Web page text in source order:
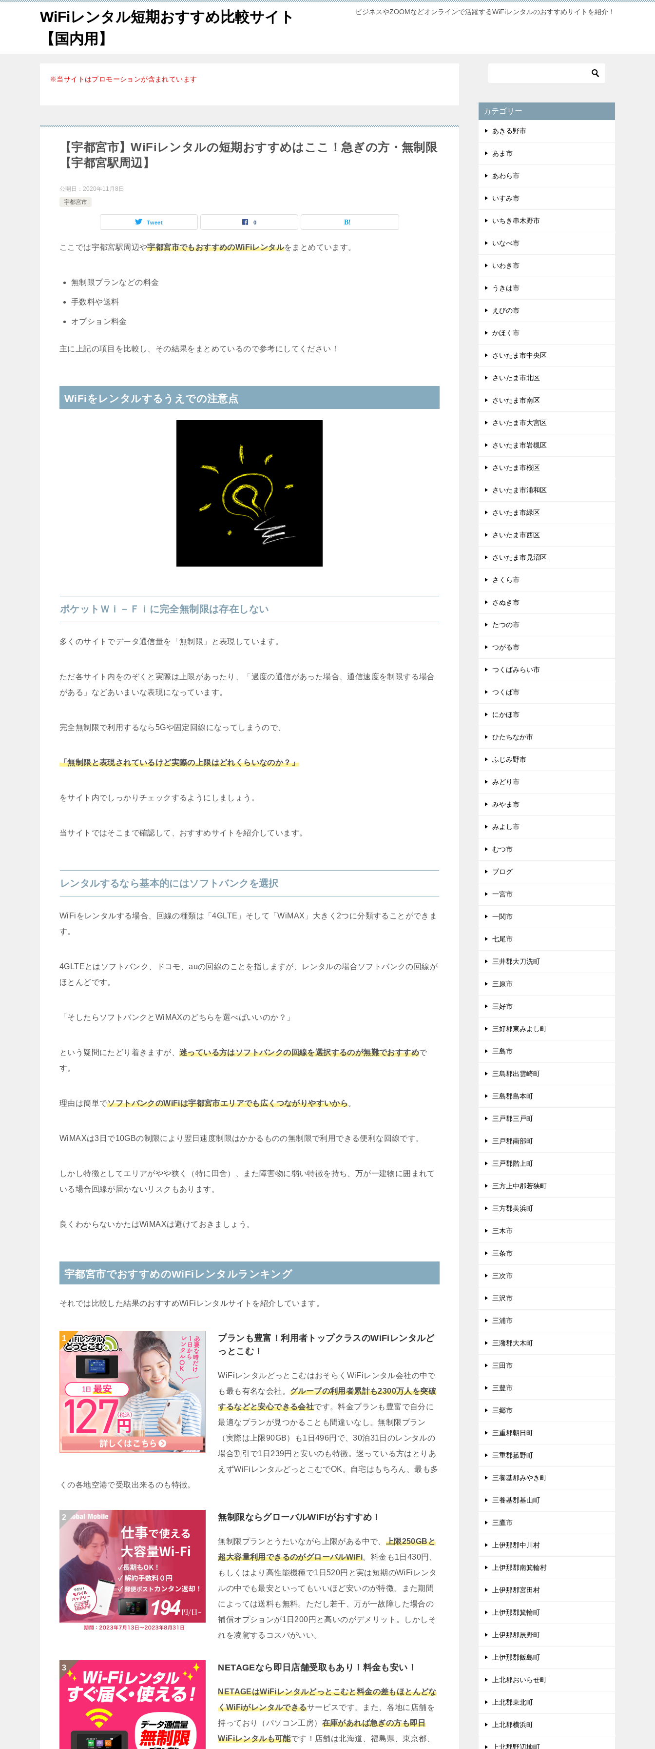
WiFiレンタル短期おすすめ比較サイト
【国内用】
ビジネスやZOOMなどオンラインで活躍するWiFiレンタルのおすすめサイトを紹介！
※当サイトはプロモーションが含まれています
【宇都宮市】WiFiレンタルの短期おすすめはここ！急ぎの方・無制限
【宇都宮駅周辺】
公開日： 2020年11月8日
宇都宮市
Tweet 0
ここでは宇都宮駅周辺や宇都宮市でもおすすめのWiFiレンタルをまとめています。
無制限プランなどの料金
手数料や送料
オプション料金
主に上記の項目を比較し、その結果をまとめているので参考にしてください！
WiFiをレンタルするうえでの注意点
ポケットＷｉ－Ｆｉに完全無制限は存在しない
多くのサイトでデータ通信量を「無制限」と表現しています。
ただ各サイト内をのぞくと実際は上限があったり、「過度の通信があった場合、通信速度を制限する場合
がある」などあいまいな表現になっています。
完全無制限で利用するなら5Gや固定回線になってしまうので、
「無制限と表現されているけど実際の上限はどれくらいなのか？」
をサイト内でしっかりチェックするようにしましょう。
当サイトではそこまで確認して、おすすめサイトを紹介しています。
レンタルするなら基本的にはソフトバンクを選択
WiFiをレンタルする場合、回線の種類は「4GLTE」そして「WiMAX」大きく2つに分類することができま
す。
4GLTEとはソフトバンク、ドコモ、auの回線のことを指しますが、レンタルの場合ソフトバンクの回線が
ほとんどです。
「そしたらソフトバンクとWiMAXのどちらを選べばいいのか？」
という疑問にたどり着きますが、 迷っている方はソフトバンクの回線を選択するのが無難でおすすめで
す。
理由は簡単でソフトバンクのWiFiは宇都宮市エリアでも広くつながりやすいから。
WiMAXは3日で10GBの制限により翌日速度制限はかかるものの無制限で利用できる便利な回線です。
しかし特徴としてエリアがやや狭く（特に田舎）、また障害物に弱い特徴を持ち、万が一建物に囲まれて
いる場合回線が届かないリスクもあります。
良くわからないかたはWiMAXは避けておきましょう。
宇都宮市でおすすめのWiFiレンタルランキング
それでは比較した結果のおすすめWiFiレンタルサイトを紹介しています。
プランも豊富！利用者トップクラスのWiFiレンタルど
っとこむ！
WiFiレンタルどっとこむはおそらくWiFiレンタル会社の中で
も最も有名な会社。グループの利用者累計も2300万人を突破
するなどと安心できる会社です。料金プランも豊富で自分に
最適なプランが見つかることも間違いなし。無制限プラン
（実際は上限90GB）も1日496円で、30泊31日のレンタルの
場合割引で1日239円と安いのも特徴。迷っている方はとりあ
えずWiFiレンタルどっとこむでOK。自宅はもちろん、最も多
くの各地空港で受取出来るのも特徴。
無制限ならグローバルWiFiがおすすめ！
無制限プランとうたいながら上限がある中で、 上限250GBと
超大容量利用できるのがグローバルWiFi。料金も1日430円、
もしくはより高性能機種で1日520円と実は短期のWiFiレンタ
ルの中でも最安といってもいいほど安いのが特徴。また期間
によっては送料も無料。ただし若干、万が一故障した場合の
補償オプションが1日200円と高いのがデメリット。しかしそ
れを凌駕するコスパがいい。
NETAGEなら即日店舗受取もあり！料金も安い！
NETAGEはWiFiレンタルどっとこむと料金の差もほとんどな
くWiFiがレンタルできるサービスです。また、各地に店舗を
持っており（パソコン工房） 在庫があれば急ぎの方も即日
WiFiレンタルも可能です！店舗は北海道、福島県、東京都、
カテゴリー
あきる野市
あま市
あわら市
いすみ市
いちき串木野市
いなべ市
いわき市
うきは市
えびの市
かほく市
さいたま市中央区
さいたま市北区
さいたま市南区
さいたま市大宮区
さいたま市岩槻区
さいたま市桜区
さいたま市浦和区
さいたま市緑区
さいたま市西区
さいたま市見沼区
さくら市
さぬき市
たつの市
つがる市
つくばみらい市
つくば市
にかほ市
ひたちなか市
ふじみ野市
みどり市
みやま市
みよし市
むつ市
ブログ
一宮市
一関市
七尾市
三井郡大刀洗町
三原市
三好市
三好郡東みよし町
三島市
三島郡出雲崎町
三島郡島本町
三戸郡三戸町
三戸郡南部町
三戸郡階上町
三方上中郡若狭町
三方郡美浜町
三木市
三条市
三次市
三沢市
三浦市
三潴郡大木町
三田市
三豊市
三郷市
三重郡朝日町
三重郡菰野町
三養基郡みやき町
三養基郡基山町
三鷹市
上伊那郡中川村
上伊那郡南箕輪村
上伊那郡宮田村
上伊那郡箕輪町
上伊那郡辰野町
上伊那郡飯島町
上北郡おいらせ町
上北郡東北町
上北郡横浜町
上北郡野辺地町